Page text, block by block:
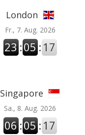
London
Fr., 7. Aug. 2026
23 :05 : 18
Singapore
Sa., 8. Aug. 2026
06 :05 : 18